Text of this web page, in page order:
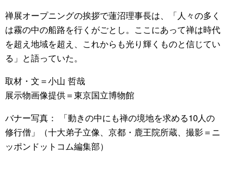
禅展オープニングの挨拶で蓮沼理事長は、「人々の多く
は霧の中の船路を行くがごとし。ここにあって禅は時代
を超え地域を超え、これからも光り輝くものと信じてい
る」と語っていた。
取材・文＝小山 哲哉
展示物画像提供＝東京国立博物館
バナー写真： 「動きの中にも禅の境地を求める10人の
修行僧」（十大弟子立像、京都・鹿王院所蔵、撮影＝ニ
ッポンドットコム編集部）